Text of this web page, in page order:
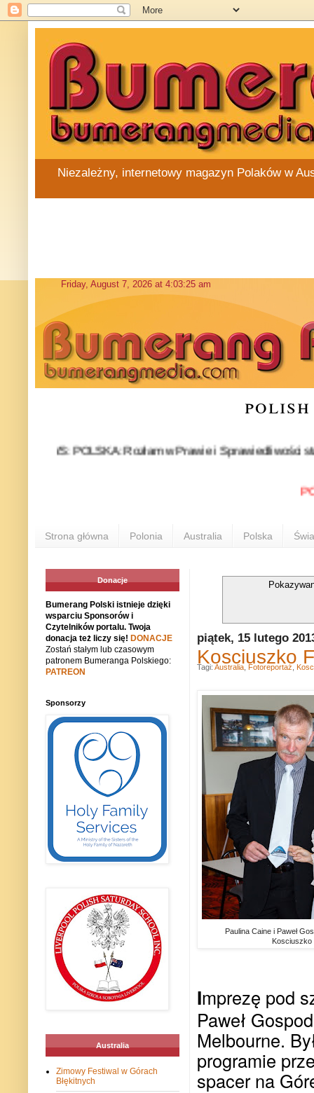
Niezależny, internetowy magazyn Polaków w
POLSKA: Rozłam w Prawie i Sprawiedliwości stał
Strona główna Polonia Australia Polska
piątek, 15 lutego
Kosciuszko
Paulina Caine i Paweł
Imprezę pod
Paweł
Melbourne.
programie
spacer na
Tagi: Australia Fotoreportaż
Donacje
Bumerang Polski istnieje dzięki
wsparciu Sponsorów i
Czytelników portalu. Twoja
donacja też liczy się! DONACJE
Zostań stałym lub czasowym
patronem Bumeranga Polskiego:
PATREON
Sponsorzy
Australia
Zimowy Festiwal w Górach
Błękitnych